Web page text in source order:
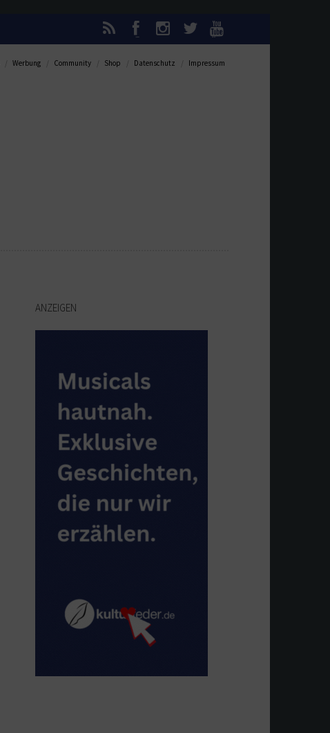
Werbung Community Shop Datenschutz Impressum
ANZEIGEN